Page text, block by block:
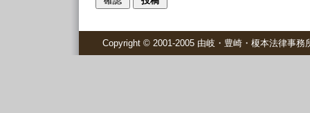
Copyright © 2001-2005 由岐・豊崎・榎本法律事